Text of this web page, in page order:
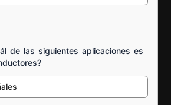
de las siguientes aplicaciones es